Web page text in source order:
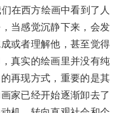
在西方绘画中看到了人
当感觉沉静下来，会发
或者理解他，甚至觉得
真实的绘画里并没有纯
再现方式，重要的是其
家已经开始逐渐卸去了